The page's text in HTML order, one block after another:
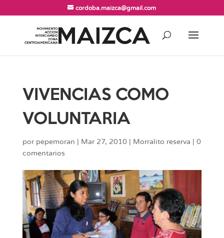
cordoba.maizca@gmail.com
VIVENCIAS COMO
VOLUNTARIA
por pepemoran Mar 27, 2010| Morralito reserva
0
comentarios